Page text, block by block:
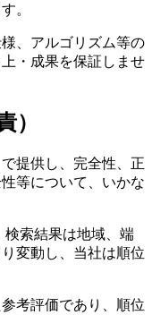
。
、アルゴリズム等の
・成果を保証しませ
）
提供し、完全性、正
等について、いかな
検索結果は地域、端
変動し、当社は順位
考評価であり、順位